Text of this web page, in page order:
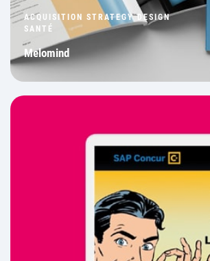
ACQUISITION STRATEGY DESIGN
SANTÉ
Melomind